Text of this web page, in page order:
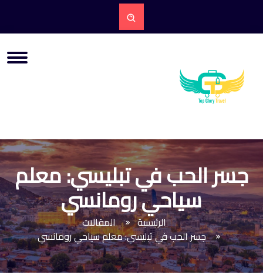
جسر الحب في تبليسي: معلم
سياحي رومانسي
الرئيسية
المقالات
جسر الحب في تبليسي: معلم سياحي رومانسي